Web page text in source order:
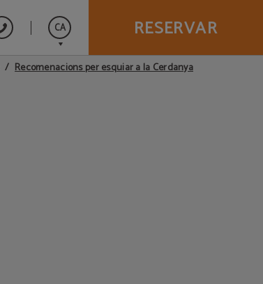
CA RESERVAR
Recomenacions per esquiar a la Cerdanya